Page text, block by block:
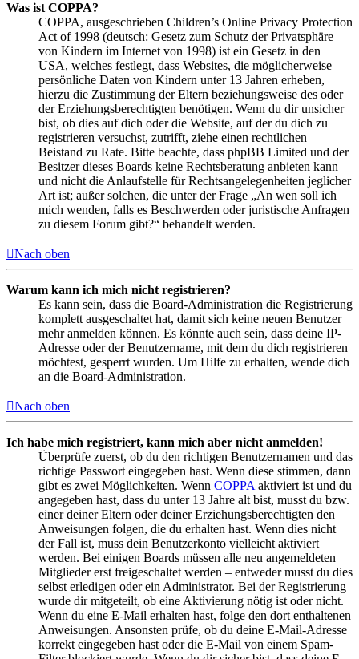
Was ist COPPA?
COPPA, ausgeschrieben Children’s Online Privacy Protection
Act of 1998 (deutsch: Gesetz zum Schutz der Privatsphäre
von Kindern im Internet von 1998) ist ein Gesetz in den
USA, welches festlegt, dass Websites, die möglicherweise
persönliche Daten von Kindern unter 13 Jahren erheben,
hierzu die Zustimmung der Eltern beziehungsweise des oder
der Erziehungsberechtigten benötigen. Wenn du dir unsicher
bist, ob dies auf dich oder die Website, auf der du dich zu
registrieren versuchst, zutrifft, ziehe einen rechtlichen
Beistand zu Rate. Bitte beachte, dass phpBB Limited und der
Besitzer dieses Boards keine Rechtsberatung anbieten kann
und nicht die Anlaufstelle für Rechtsangelegenheiten jeglicher
Art ist; außer solchen, die unter der Frage „An wen soll ich
mich wenden, falls es Beschwerden oder juristische Anfragen
zu diesem Forum gibt?“ behandelt werden.
Nach oben
Warum kann ich mich nicht registrieren?
Es kann sein, dass die Board-Administration die Registrierung
komplett ausgeschaltet hat, damit sich keine neuen Benutzer
mehr anmelden können. Es könnte auch sein, dass deine IP-
Adresse oder der Benutzername, mit dem du dich registrieren
möchtest, gesperrt wurden. Um Hilfe zu erhalten, wende dich
an die Board-Administration.
Nach oben
Ich habe mich registriert, kann mich aber nicht anmelden!
Überprüfe zuerst, ob du den richtigen Benutzernamen und das
richtige Passwort eingegeben hast. Wenn diese stimmen, dann
gibt es zwei Möglichkeiten. Wenn COPPA aktiviert ist und du
angegeben hast, dass du unter 13 Jahre alt bist, musst du bzw.
einer deiner Eltern oder deiner Erziehungsberechtigten den
Anweisungen folgen, die du erhalten hast. Wenn dies nicht
der Fall ist, muss dein Benutzerkonto vielleicht aktiviert
werden. Bei einigen Boards müssen alle neu angemeldeten
Mitglieder erst freigeschaltet werden – entweder musst du dies
selbst erledigen oder ein Administrator. Bei der Registrierung
wurde dir mitgeteilt, ob eine Aktivierung nötig ist oder nicht.
Wenn du eine E-Mail erhalten hast, folge den dort enthaltenen
Anweisungen. Ansonsten prüfe, ob du deine E-Mail-Adresse
korrekt eingegeben hast oder die E-Mail von einem Spam-